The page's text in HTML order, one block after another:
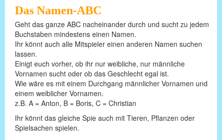
Das Namen-ABC
Geht das ganze ABC nacheinander durch und sucht zu jedem
Buchstaben mindestens einen Namen.
Ihr könnt auch alle Mitspieler einen anderen Namen suchen
lassen.
Einigt euch vorher, ob ihr nur weibliche, nur männliche
Vornamen sucht oder ob das Geschlecht egal ist.
Wie wäre es mit einem Durchgang männlicher Vornamen und
einem weiblicher Vornamen.
z.B. A = Anton, B = Boris, C = Christian
Ihr könnt das gleiche Spie auch mit Tieren, Pflanzen oder
Spielsachen spielen.